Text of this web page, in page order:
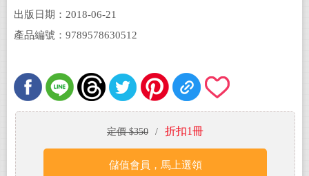
出版日期：2018-06-21
產品編號：9789578630512
定價 $350 / 折扣1冊
儲值會員，馬上選領